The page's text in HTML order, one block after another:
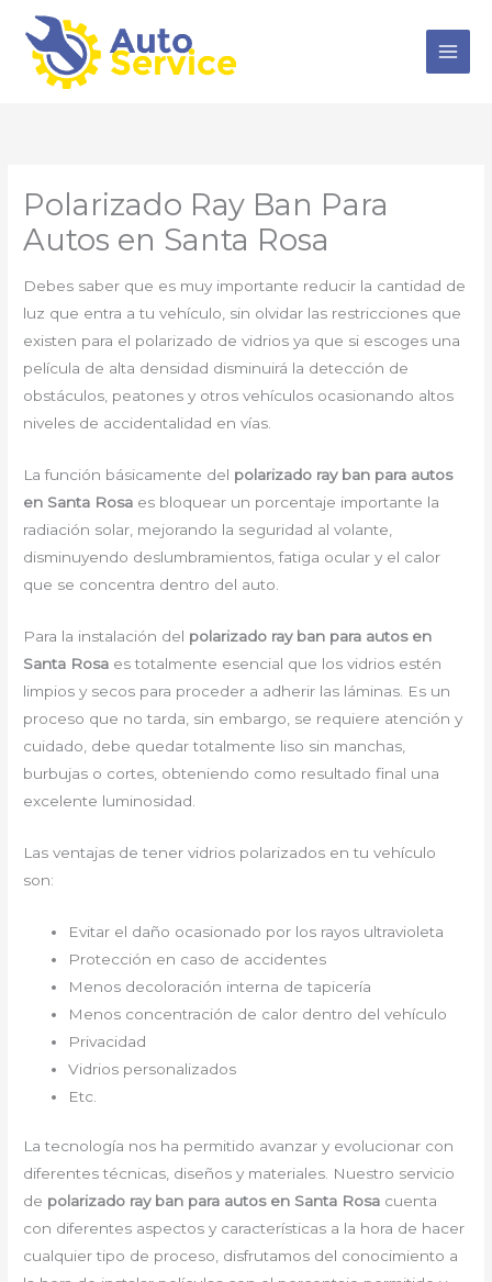
contenido
Polarizado Ray Ban Para
Autos en Santa Rosa
Debes saber que es muy importante reducir la cantidad de
luz que entra a tu vehículo, sin olvidar las restricciones que
existen para el polarizado de vidrios ya que si escoges una
película de alta densidad disminuirá la detección de
obstáculos, peatones y otros vehículos ocasionando altos
niveles de accidentalidad en vías.
La función básicamente del polarizado ray ban para autos
en Santa Rosa es bloquear un porcentaje importante la
radiación solar, mejorando la seguridad al volante,
disminuyendo deslumbramientos, fatiga ocular y el calor
que se concentra dentro del auto.
Para la instalación del polarizado ray ban para autos en
Santa Rosa es totalmente esencial que los vidrios estén
limpios y secos para proceder a adherir las láminas. Es un
proceso que no tarda, sin embargo, se requiere atención y
cuidado, debe quedar totalmente liso sin manchas,
burbujas o cortes, obteniendo como resultado final una
excelente luminosidad.
Las ventajas de tener vidrios polarizados en tu vehículo
son:
Evitar el daño ocasionado por los rayos ultravioleta
Protección en caso de accidentes
Menos decoloración interna de tapicería
Menos concentración de calor dentro del vehículo
Privacidad
Vidrios personalizados
Etc.
La tecnología nos ha permitido avanzar y evolucionar con
diferentes técnicas, diseños y materiales. Nuestro servicio
de polarizado ray ban para autos en Santa Rosa cuenta
con diferentes aspectos y características a la hora de hacer
cualquier tipo de proceso, disfrutamos del conocimiento a